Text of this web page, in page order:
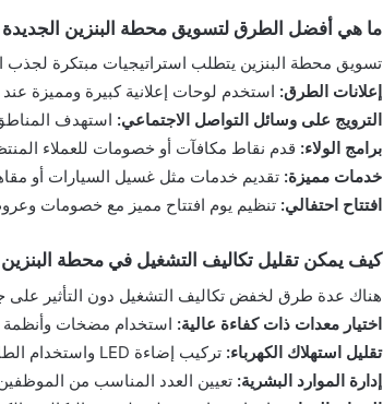
ما هي أفضل الطرق لتسويق محطة البنزين
تسويق محطة البنزين يتطلب استراتيجيات مبتكرة لجذب
إعلانات الطرق: استخدم لوحات إعلانية كبيرة ومميزة
الترويج على وسائل التواصل الاجتماعي: استهدف
برامج الولاء: قدم نقاط مكافآت أو خصومات للعملاء
خدمات مميزة: تقديم خدمات مثل غسيل السيارات أو
افتتاح احتفالي: تنظيم يوم افتتاح مميز مع خصومات
كيف يمكن تقليل تكاليف التشغيل في محطة
هناك عدة طرق لخفض تكاليف التشغيل دون التأثير على
اختيار معدات ذات كفاءة عالية: استخدام مضخات وأنظمة
تقليل استهلاك الكهرباء: تركيب إضاءة LED واستخدام الطاقة الشمسية لتقليل الفواتير.
إدارة الموارد البشرية: تعيين العدد المناسب من الموظفين